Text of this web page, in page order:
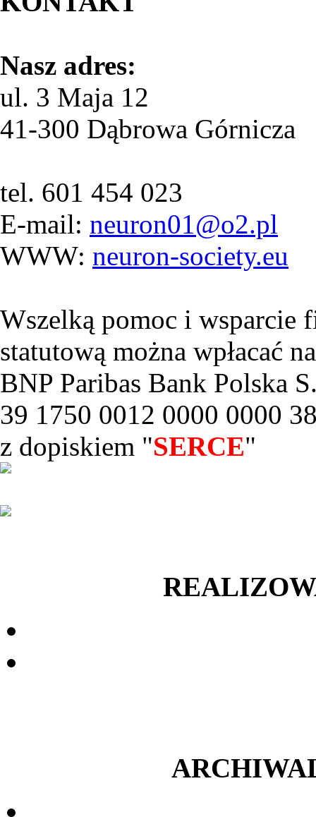
Nasz adres:
ul. 3 Maja 12
41-300 Dąbrowa Górnicza
tel. 601 454 023
E-mail: neuron01@o2.pl
WWW: neuron-society.eu
Wszelką pomoc i wsparcie
statutową można wpłacać
BNP Paribas Bank Polska
39 1750 0012 0000 0000
z dopiskiem "SERCE"